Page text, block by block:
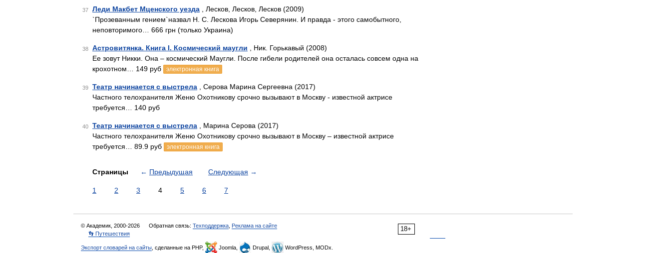
37 Леди Макбет Мценского уезда , Лесков, Лесков, Лесков (2009)
`Прозеванным гением`назвал Н. С. Лескова Игорь Северянин. И правда - этого самобытного,
неповторимого… 666 грн (только Украина)
38 Астровитянка. Книга I. Космический маугли , Ник. Горькавый (2008)
Ее зовут Никки. Она – космический Маугли. После гибели родителей она осталась совсем одна на
крохотном… 149 руб
электронная книга
39 Театр начинается с выстрела , Серова Марина Сергеевна (2017)
Частного телохранителя Женю Охотникову срочно вызывают в Москву - известной актрисе
требуется… 140 руб
40 Театр начинается с выстрела , Марина Серова (2017)
Частного телохранителя Женю Охотникову срочно вызывают в Москву – известной актрисе
требуется… 89.9 руб
электронная книга
Страницы ← Предыдущая Следующая →
1 2 3 4 5 6 7
18+
© Академик, 2000-2026 Обратная связь: Техподдержка Реклама на сайте
👣 Путешествия
Экспорт словарей на сайты , сделанные на PHP, Joomla, Drupal, WordPress, MODx.